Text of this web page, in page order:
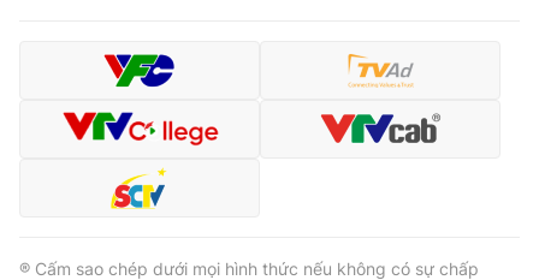
® Cấm sao chép dưới mọi hình thức nếu không có sự chấp